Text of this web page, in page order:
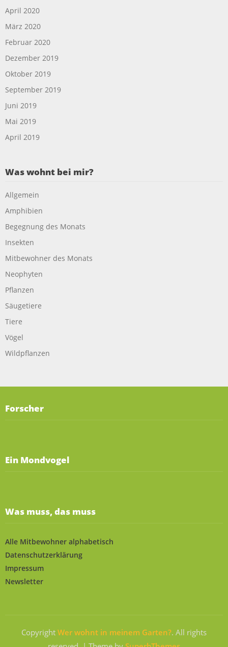
April 2020
März 2020
Februar 2020
Dezember 2019
Oktober 2019
September 2019
Juni 2019
Mai 2019
April 2019
Was wohnt bei mir?
Allgemein
Amphibien
Begegnung des Monats
Insekten
Mitbewohner des Monats
Neophyten
Pflanzen
Säugetiere
Tiere
Vögel
Wildpflanzen
Forscher
Ein Mondvogel
Was muss, das muss
Alle Mitbewohner alphabetisch
Datenschutzerklärung
Impressum
Newsletter
Copyright Wer wohnt in meinem Garten?. All rights